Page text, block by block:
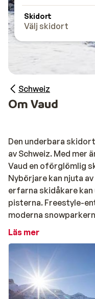
Skidort
Välj skidort
Schweiz
Om Vaud
Den underbara
av Schweiz. Med mer
Vaud en oförglömlig
Nybörjare kan njuta
erfarna skidåkare kan
pisterna. Freestyle-
moderna
och rails, och
Vaud är känt för sina
många soliga dagar.
meter är området
Läs mer